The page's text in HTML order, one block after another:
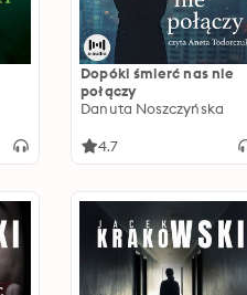
Dopóki śmierć nas nie
połączy
Danuta Noszczyńska
4.7